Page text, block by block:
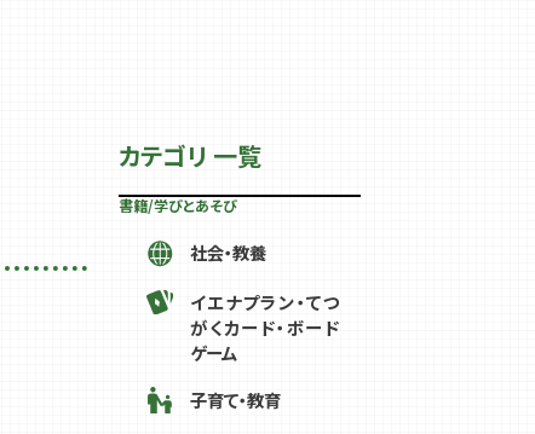
カテゴリ 一覧
書籍/学びとあそび
社会・教養
イエナプラン・てつ
がくカード・ボード
ゲーム
子育て・教育